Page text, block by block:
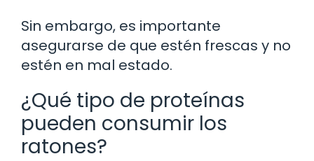
Sin embargo, es importante
asegurarse de que estén frescas y no
estén en mal estado.
¿Qué tipo de proteínas
pueden consumir los
ratones?